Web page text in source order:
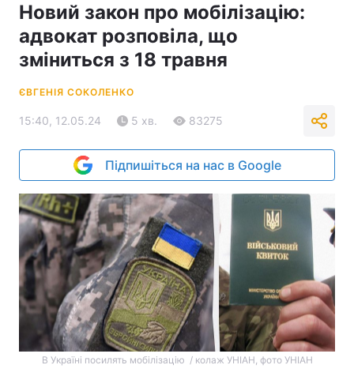
Новий закон про мобілізацію:
адвокат розповіла, що
зміниться з 18 травня
ЄВГЕНІЯ СОКОЛЕНКО
15:40, 12.05.24 5 хв. 83275
Підпишіться на нас в Google
В Україні посилять мобілізацію / колаж УНІАН, фото УНІАН